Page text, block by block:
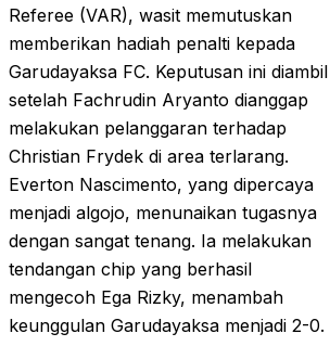
Referee (VAR), wasit memutuskan
memberikan hadiah penalti kepada
Garudayaksa FC. Keputusan ini diambil
setelah Fachrudin Aryanto dianggap
melakukan pelanggaran terhadap
Christian Frydek di area terlarang.
Everton Nascimento, yang dipercaya
menjadi algojo, menunaikan tugasnya
dengan sangat tenang. Ia melakukan
tendangan chip yang berhasil
mengecoh Ega Rizky, menambah
keunggulan Garudayaksa menjadi 2-0.